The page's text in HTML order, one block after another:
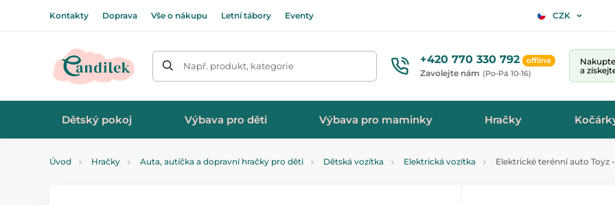
Kontakty Doprava Vše o nákupu Letní tábory Eventy CZK
Např. produkt, kategorie +420 770 330 792 offline
Zavolejte nám (Po-Pá 10-16)
a
Dětský pokoj Výbava pro děti Výbava pro maminky Hračky
Úvod Hračky Auta, autíčka a dopravní hračky pro děti Dětská vozítka Elektrická vozítka Elektrické terénní auto Toyz